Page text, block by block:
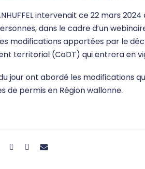
intervenait ce 22 mars
dans le cadre d’un
modifications apportées par le
territorial (CoDT) qui entrera en
jour ont abordé les modifications
de permis en Région wallonne.